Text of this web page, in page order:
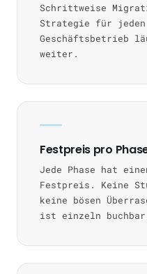
Schrittweise
Strategie für
Geschäftsbetrieb
weiter.
Festpreis pro
Jede Phase hat
Festpreis. Keine
keine bösen
ist einzeln